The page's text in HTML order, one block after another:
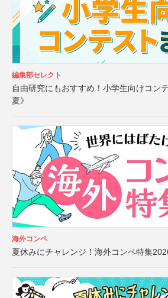
編集部セレクト
自由研究にもおすすめ！小学生向けコン
夏》
海外コンペ
夏休みにチャレンジ！海外コンペ特集